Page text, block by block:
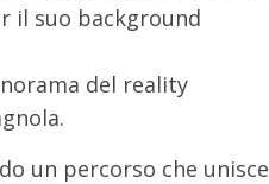
il suo background
del reality
un percorso che unisce